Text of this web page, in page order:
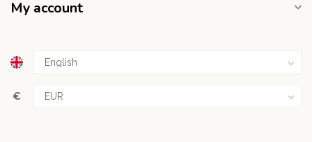
My account
€